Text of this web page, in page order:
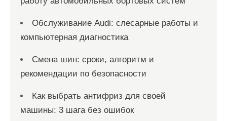
Обслуживание Audi: слесарные работы и
компьютерная диагностика
Смена шин: сроки, алгоритм и
рекомендации по безопасности
Как выбрать антифриз для своей
машины: 3 шага без ошибок